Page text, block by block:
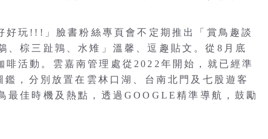
好玩!!!」臉書粉絲專頁會不定期推出「賞鳥趣談
棕三趾鶉、水雉」溫馨、逗趣貼文。從8月底
活動。雲嘉南管理處從2022年開始，就已經準
，分別放置在雲林口湖、台南北門及七股遊客
最佳時機及熱點，透過GOOGLE精準導航，鼓勵